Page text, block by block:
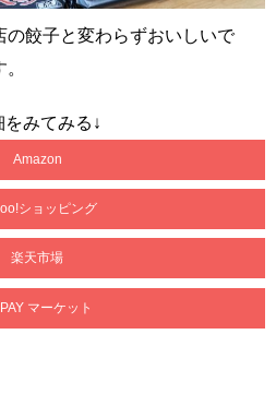
の餃子と変わらずおいしいで
をみてみる↓
Amazon
ショッピング
楽天市場
マーケット